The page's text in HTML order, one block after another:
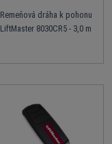
Remeňová dráha k pohonu
LiftMaster 8030CR5 - 3,0 m